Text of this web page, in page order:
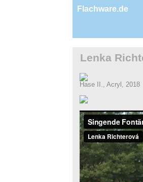
Flachware.de
Lenka
Hase II., Acryl, 2018